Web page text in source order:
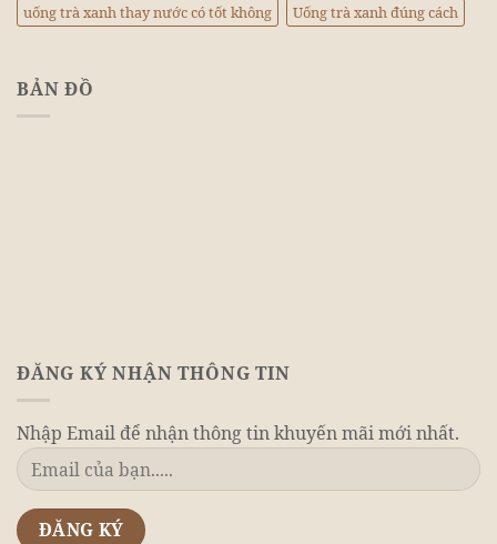
uống trà xanh thay nước có tốt không
Uống trà xanh đúng cách
BẢN ĐỒ
ĐĂNG KÝ NHẬN THÔNG TIN
Nhập Email để nhận thông tin khuyến mãi mới nhất.